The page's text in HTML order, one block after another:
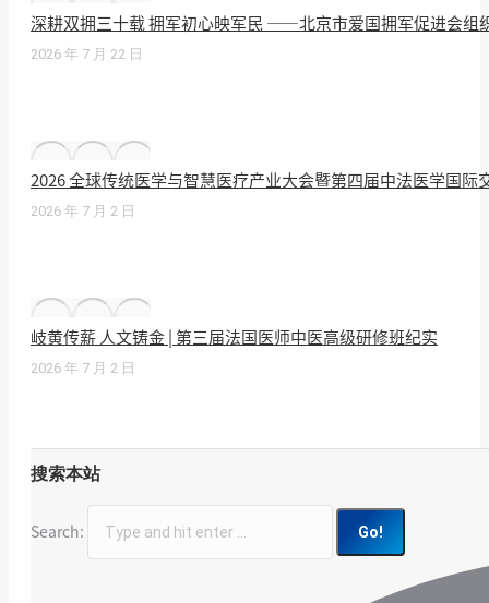
深耕双拥三十载 拥军初心映军民 ——北京市爱国拥军促进会组
2026 年 7 月 22 日
2026 全球传统医学与智慧医疗产业大会暨第四届中法医学国际
2026 年 7 月 2 日
岐黄传薪 人文铸金 | 第三届法国医师中医高级研修班纪实
2026 年 7 月 2 日
搜索本站
Search: